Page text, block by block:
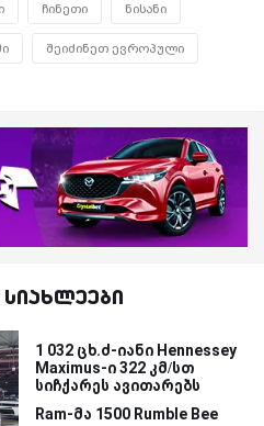
ჩინეთი ნისანი
შეიძინეთ ევროპული
სიახლეები
1 032 ცხ.ძ-იანი Hennessey
Maximus-ი 322 კმ/სთ
სიჩქარეს ავითარებს
Ram-მა 1500 Rumble Bee